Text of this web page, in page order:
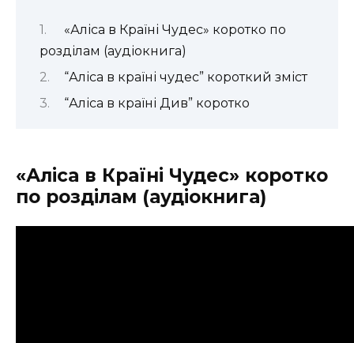
«Аліса в Країні Чудес» коротко по
розділам (аудіокнига)
“Аліса в країні чудес” короткий зміст
“Аліса в країні Див” коротко
«Аліса в Країні Чудес» коротко
по розділам (аудіокнига)